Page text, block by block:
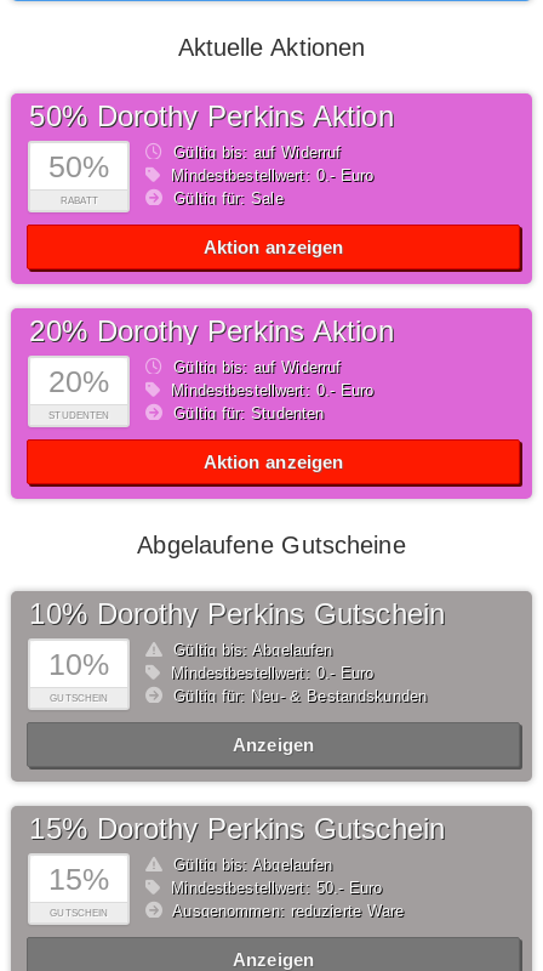
Aktuelle Aktionen
50%
RABATT
50% Dorothy Perkins Aktion
Gültig bis: auf Widerruf
Mindestbestellwert: 0,- Euro
Gültig für: Sale
Aktion anzeigen
20%
STUDENTEN
20% Dorothy Perkins Aktion
Gültig bis: auf Widerruf
Mindestbestellwert: 0,- Euro
Gültig für: Studenten
Aktion anzeigen
Abgelaufene Gutscheine
10%
GUTSCHEIN
10% Dorothy Perkins Gutschein
Gültig bis: Abgelaufen
Mindestbestellwert: 0,- Euro
Gültig für: Neu- & Bestandskunden
Anzeigen
15%
GUTSCHEIN
15% Dorothy Perkins Gutschein
Gültig bis: Abgelaufen
Mindestbestellwert: 50,- Euro
Ausgenommen: reduzierte Ware
Anzeigen